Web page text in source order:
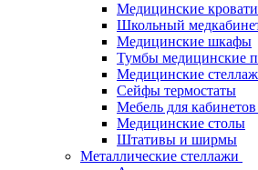
Медицинские кровати
Школьный
Медицинские шкафы
Тумбы медицинские
Медицинские
Сейфы термостаты
Мебель для
Медицинские столы
Штативы и ширмы
Металлические стеллажи